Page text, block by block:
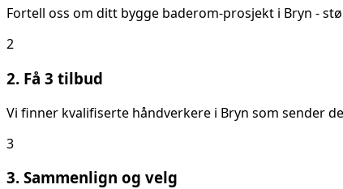
Fortell oss om ditt bygge baderom-prosjekt i Bryn -
2
2. Få 3 tilbud
Vi finner kvalifiserte håndverkere i Bryn som sender
3
3. Sammenlign og velg